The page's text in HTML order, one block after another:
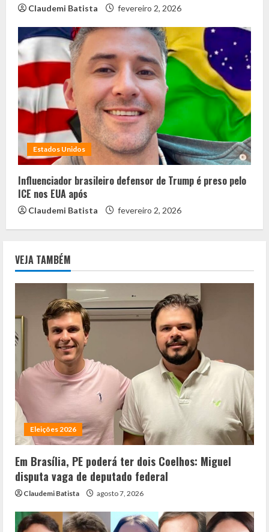
Claudemi Batista fevereiro 2, 2026
Estados Unidos
Influenciador brasileiro defensor de Trump é preso pelo
ICE nos EUA após
Claudemi Batista fevereiro 2, 2026
VEJA TAMBÉM
Eleições 2026
Em Brasília, PE poderá ter dois Coelhos: Miguel
disputa vaga de deputado federal
Claudemi Batista agosto 7, 2026